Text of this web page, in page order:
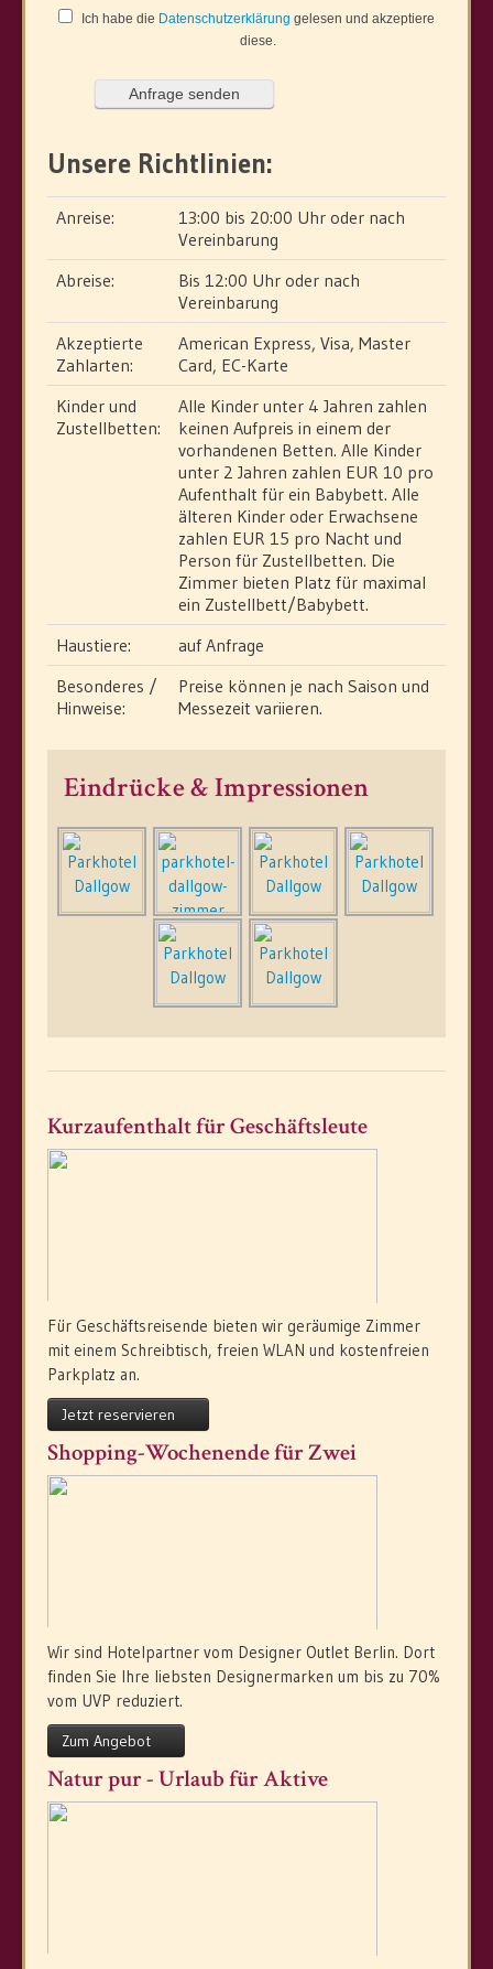
Ich habe die Datenschutzerklärung gelesen und akzeptiere
diese.
Unsere Richtlinien:
Anreise:
13:00 bis 20:00 Uhr oder nach
Vereinbarung
Abreise:
Bis 12:00 Uhr oder nach
Vereinbarung
Akzeptierte
Zahlarten:
American Express, Visa, Master
Card, EC-Karte
Kinder und
Zustellbetten:
Alle Kinder unter 4 Jahren zahlen
keinen Aufpreis in einem der
vorhandenen Betten. Alle Kinder
unter 2 Jahren zahlen EUR 10 pro
Aufenthalt für ein Babybett. Alle
älteren Kinder oder Erwachsene
zahlen EUR 15 pro Nacht und
Person für Zustellbetten. Die
Zimmer bieten Platz für maximal
ein Zustellbett/Babybett.
Haustiere:
auf Anfrage
Besonderes /
Hinweise:
Preise können je nach Saison und
Messezeit variieren.
Eindrücke & Impressionen
Kurzaufenthalt für Geschäftsleute
Für Geschäftsreisende bieten wir geräumige Zimmer
mit einem Schreibtisch, freien WLAN und kostenfreien
Parkplatz an.
Jetzt reservieren
Shopping-Wochenende für Zwei
Wir sind Hotelpartner vom Designer Outlet Berlin. Dort
finden Sie Ihre liebsten Designermarken um bis zu 70%
vom UVP reduziert.
Zum Angebot
Natur pur - Urlaub für Aktive